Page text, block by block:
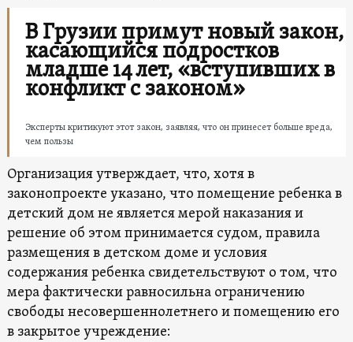
В Грузии примут новый закон,
касающийся подростков
младше 14 лет, «вступивших в
конфликт с законом»
Эксперты критикуют этот закон, заявляя, что он принесет больше вреда,
чем пользы
Организация утверждает, что, хотя в
законопроекте указано, что помещение ребенка в
детский дом не является мерой наказания и
решение об этом принимается судом, правила
размещения в детском доме и условия
содержания ребенка свидетельствуют о том, что
мера фактически равносильна ограничению
свободы несовершеннолетнего и помещению его
в закрытое учреждение: